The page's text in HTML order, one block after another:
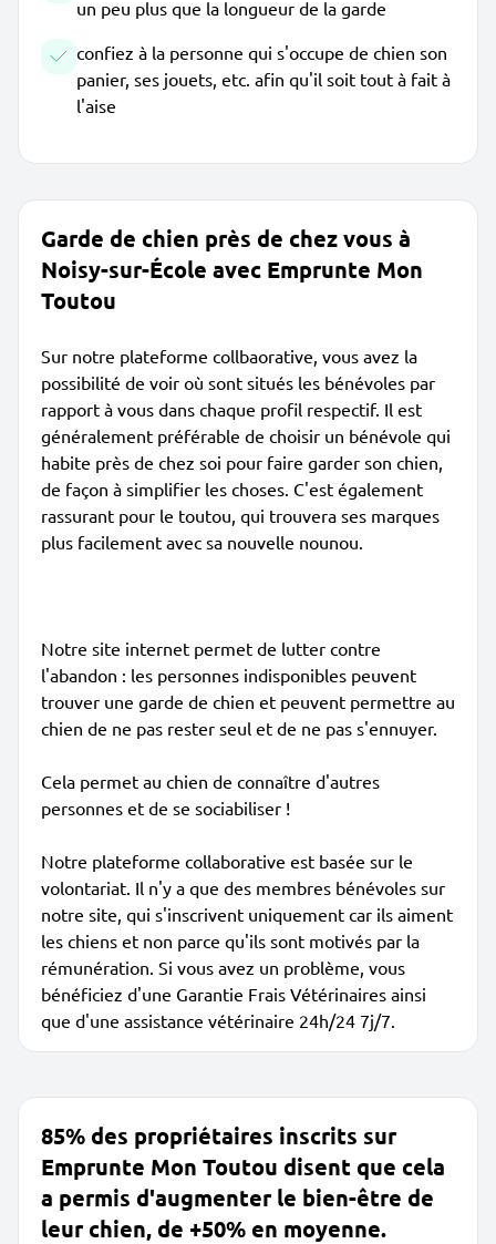
un peu plus que la longueur de la garde
confiez à la personne qui s'occupe de chien son
panier, ses jouets, etc. afin qu'il soit tout à fait à
l'aise
Garde de chien près de chez vous à
Noisy-sur-École avec Emprunte Mon
Toutou
Sur notre plateforme collbaorative, vous avez la
possibilité de voir où sont situés les bénévoles par
rapport à vous dans chaque profil respectif. Il est
généralement préférable de choisir un bénévole qui
habite près de chez soi pour faire garder son chien,
de façon à simplifier les choses. C'est également
rassurant pour le toutou, qui trouvera ses marques
plus facilement avec sa nouvelle nounou.
Notre site internet permet de lutter contre
l'abandon : les personnes indisponibles peuvent
trouver une garde de chien et peuvent permettre au
chien de ne pas rester seul et de ne pas s'ennuyer.
Cela permet au chien de connaître d'autres
personnes et de se sociabiliser !
Notre plateforme collaborative est basée sur le
volontariat. Il n'y a que des membres bénévoles sur
notre site, qui s'inscrivent uniquement car ils aiment
les chiens et non parce qu'ils sont motivés par la
rémunération. Si vous avez un problème, vous
bénéficiez d'une Garantie Frais Vétérinaires ainsi
que d'une assistance vétérinaire 24h/24 7j/7.
85% des propriétaires inscrits sur
Emprunte Mon Toutou disent que cela
a permis d'augmenter le bien-être de
leur chien, de +50% en moyenne.